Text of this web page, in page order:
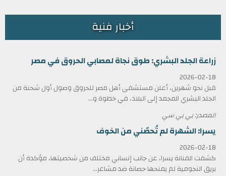
أخبار فنية
زراعة الجلد البشري: طوق نجاة لمصابي الحروق في مصر
2026-02-18
قبل نحو شهرين، أعلن مستشفى أهل مصر للحروق وصول أول شحنة من
الجلد البشري المجمد إلى البلاد، في خطوة و...
المصدر: بي بي سي
يسرا: الشهرة لم تُحصّني من الخوف
2026-02-18
كشفت الفنانة يسرا، عن جانب إنساني مختلف من شخصيتها، مؤكدة أن
بريق النجومية لم يمنحها حصانة ضد مشاعر...